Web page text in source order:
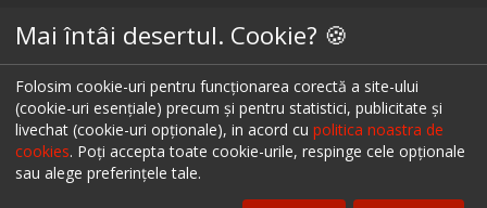
Restaurante Valea Prahovei
Restaurante Litoral
Restaurante Bacău
Restaurante Suceava
Restaurante Oradea
Mai întâi desertul. Cookie? 🍪
Folosim cookie-uri pentru funcționarea corectă a site-ului
(cookie-uri esențiale) precum și pentru statistici, publicitate și
livechat (cookie-uri opționale), in acord cu politica noastra de
cookies. Poți accepta toate cookie-urile, respinge cele opționale
sau alege preferințele tale.